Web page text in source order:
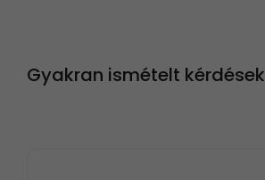
Gyakran ismételt kérdések